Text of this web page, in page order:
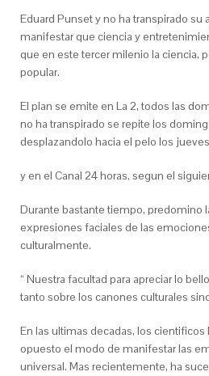
Eduard Punset y no ha transpirado su
manifestar que ciencia y
que en este tercer milenio la ciencia,
popular.
El plan se emite en La 2, todos las
no ha transpirado se repite los
desplazandolo hacia el pelo los
y en el Canal 24 horas, segun el
Durante bastante tiempo, predomino
expresiones faciales de las
culturalmente.
“ Nuestra facultad para apreciar lo
tanto sobre los canones culturales
En las ultimas decadas, los
opuesto el modo de manifestar las
universal. Mas recientemente, ha